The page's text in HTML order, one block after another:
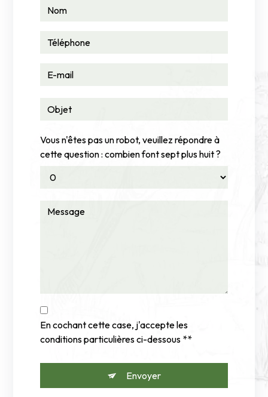
Vous n'êtes pas un robot, veuillez répondre à
cette question : combien font sept plus huit ?
En cochant cette case, j'accepte les
conditions particulières ci-dessous **
Envoyer